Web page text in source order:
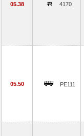
05.38 4170
05.50 PE111